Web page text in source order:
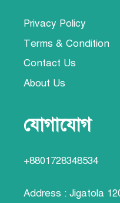
Privacy Policy
Terms & Condition
Contact Us
About Us
যোগাযোগ
+8801728348534
Address : Jigatola